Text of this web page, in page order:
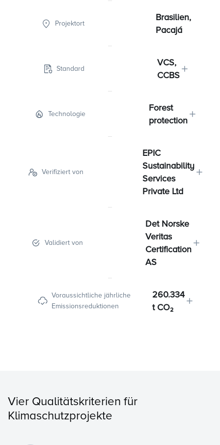
Projektort
Brasilien,
Pacajá
Standard
VCS,
CCBS
Technologie
Forest
protection
Verifiziert von
EPIC
Sustainability
Services
Private Ltd
Validiert von
Det Norske
Veritas
Certification
AS
Voraussichtliche jährliche
Emissionsreduktionen
260.334
t CO₂
Vier Qualitätskriterien für
Klimaschutzprojekte